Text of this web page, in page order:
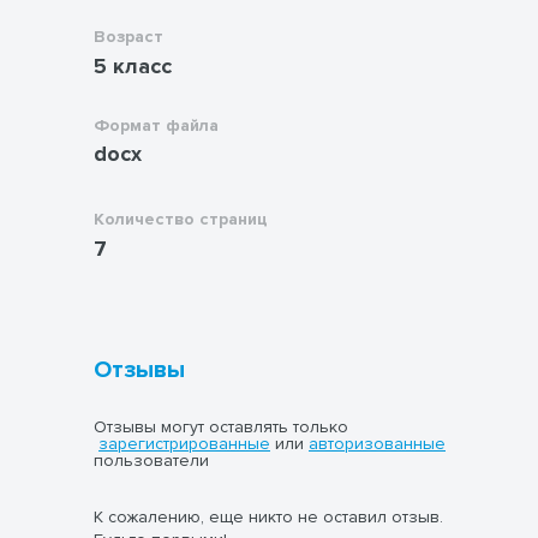
Возраст
5 класс
Формат файла
docx
Количество страниц
7
Отзывы
Отзывы могут оставлять только
зарегистрированные или авторизованные
пользователи
К сожалению, еще никто не оставил отзыв.